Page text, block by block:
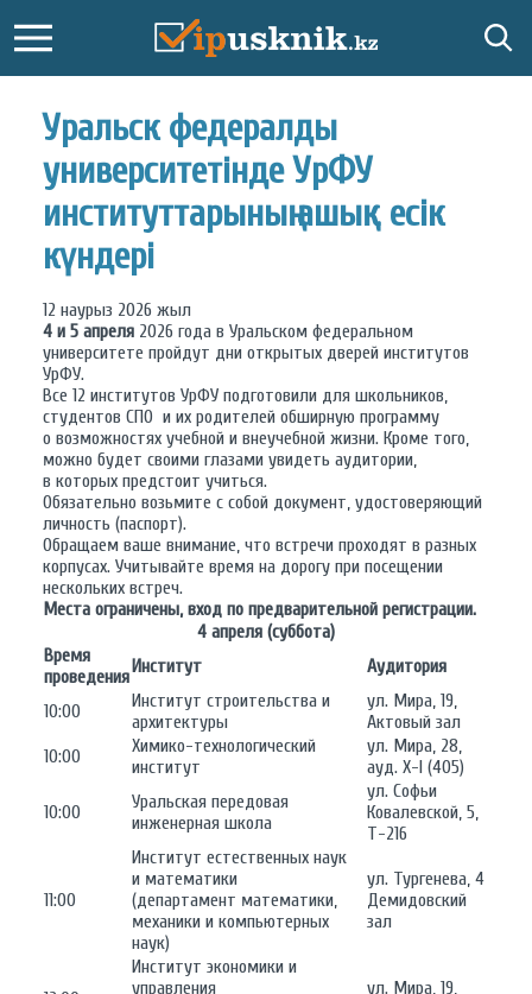
Уральск федералды
университетінде УрФУ
институттарының ашық есік
күндері
12 наурыз 2026 жыл
4 и 5 апреля 2026 года в Уральском федеральном
университете пройдут дни открытых дверей институтов
УрФУ.
Все 12 институтов УрФУ подготовили для школьников,
студентов СПО и их родителей обширную программу
о возможностях учебной и внеучебной жизни. Кроме того,
можно будет своими глазами увидеть аудитории,
в которых предстоит учиться.
Обязательно возьмите с собой документ, удостоверяющий
личность (паспорт).
Обращаем ваше внимание, что встречи проходят в разных
корпусах. Учитывайте время на дорогу при посещении
нескольких встреч.
Места ограничены, вход по предварительной регистрации.
4 апреля (суббота)
Время
проведенияИнститут Аудитория
10:00
Институт строительства и
архитектуры
ул. Мира, 19,
Актовый зал
10:00
Химико-технологический
институт
ул. Мира, 28,
ауд. Х-I (405)
10:00
Уральская передовая
инженерная школа
ул. Софьи
Ковалевской, 5,
Т-216
11:00
Институт естественных наук
и математики
(департамент математики,
механики и компьютерных
наук)
ул. Тургенева, 4
Демидовский
зал
Институт экономики и
управления
ул. Мира, 19,